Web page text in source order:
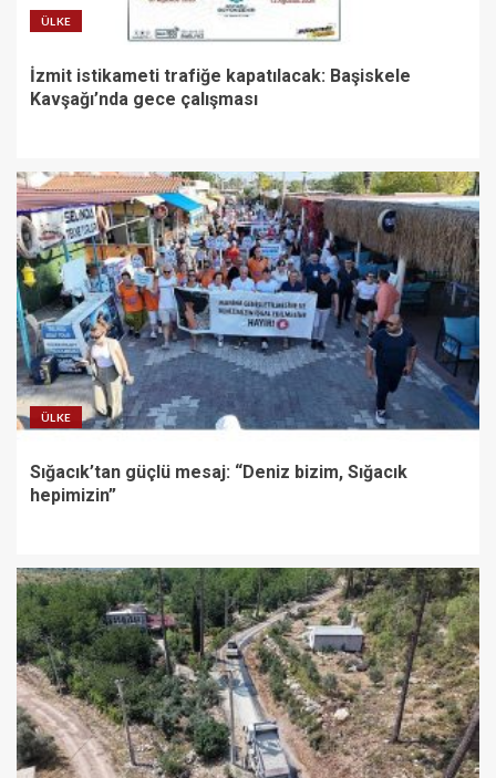
ÜLKE
İzmit istikameti trafiğe kapatılacak: Başiskele
Kavşağı’nda gece çalışması
ÜLKE
Sığacık’tan güçlü mesaj: “Deniz bizim, Sığacık
hepimizin”